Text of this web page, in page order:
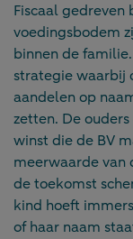
Fiscaal gedreven
voedingsbodem
binnen de
strategie waarbij
aandelen op
zetten. De
winst die de BV
meerwaarde van
de toekomst
kind hoeft
of haar naam